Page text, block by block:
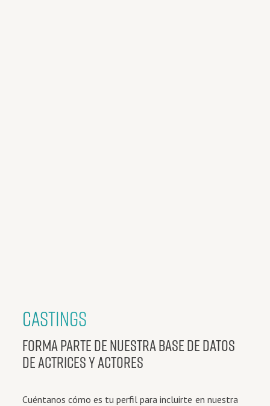
CASTINGS
FORMA PARTE DE NUESTRA BASE DE DATOS
DE ACTRICES Y ACTORES
Cuéntanos cómo es tu perfil para incluirte en nuestra